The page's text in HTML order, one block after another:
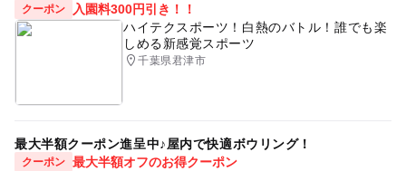
クーポン
入園料300円引き！！
ハイテクスポーツ！白熱のバトル！誰でも楽
しめる新感覚スポーツ
千葉県君津市
最大半額クーポン進呈中♪屋内で快適ボウリング！
クーポン 最大半額オフのお得クーポン